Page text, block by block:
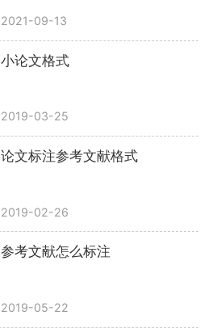
2021-09-13
小论文格式
2019-03-25
论文标注参考文献格式
2019-02-26
参考文献怎么标注
2019-05-22